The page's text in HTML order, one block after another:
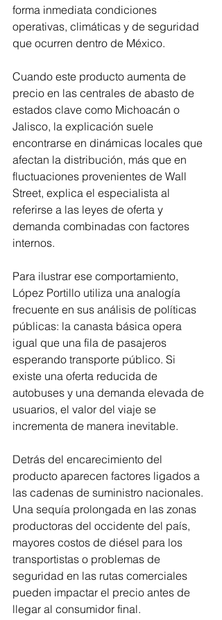
forma inmediata condiciones
operativas, climáticas y de seguridad
que ocurren dentro de México.
Cuando este producto aumenta de
precio en las centrales de abasto de
estados clave como Michoacán o
Jalisco, la explicación suele
encontrarse en dinámicas locales que
afectan la distribución, más que en
fluctuaciones provenientes de Wall
Street, explica el especialista al
referirse a las leyes de oferta y
demanda combinadas con factores
internos.
Para ilustrar ese comportamiento,
López Portillo utiliza una analogía
frecuente en sus análisis de políticas
públicas: la canasta básica opera
igual que una fila de pasajeros
esperando transporte público. Si
existe una oferta reducida de
autobuses y una demanda elevada de
usuarios, el valor del viaje se
incrementa de manera inevitable.
Detrás del encarecimiento del
producto aparecen factores ligados a
las cadenas de suministro nacionales.
Una sequía prolongada en las zonas
productoras del occidente del país,
mayores costos de diésel para los
transportistas o problemas de
seguridad en las rutas comerciales
pueden impactar el precio antes de
llegar al consumidor final.